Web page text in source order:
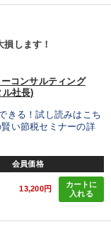
損します！
コンサルティング
社長)
きる！試し読みはこち
い節税セミナーの詳
会員価格
13,200円
カートに
入れる